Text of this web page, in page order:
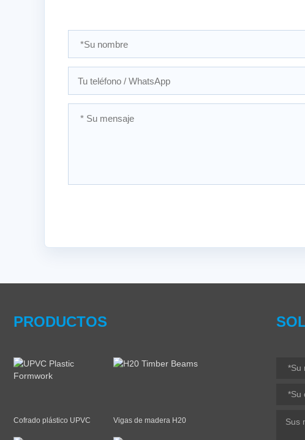
PRODUCTOS
Cofrado plástico UPVC Vigas de madera H20